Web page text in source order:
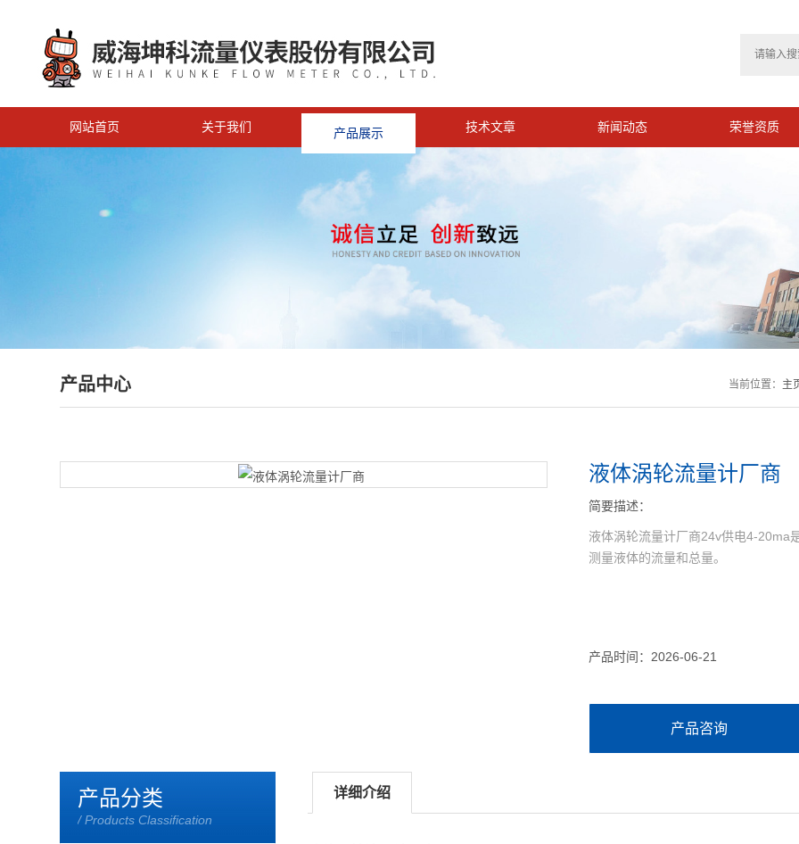
网站首页 关于我们 产品展示 技术文章 新闻动态 荣誉资质
产品中心 当前位置： 主
液体涡轮流量计厂商
简要描述：
液体涡轮流量计厂商24v供电4-20ma
测量液体的流量和总量。
产品时间：2026-06-21
产品咨询
产品分类
/ Products Classification
详细介绍